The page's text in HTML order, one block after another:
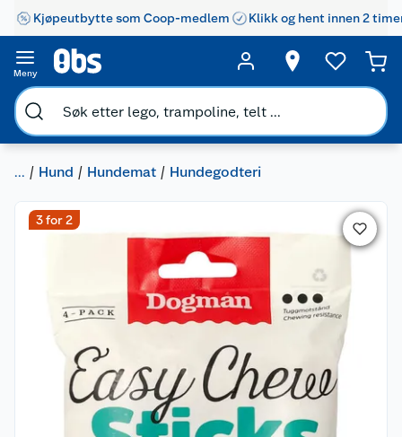
Kjøpeutbytte som Coop-medlem Klikk og hent innen 2
Meny
... Hund Hundemat Hundegodteri
3 for 2